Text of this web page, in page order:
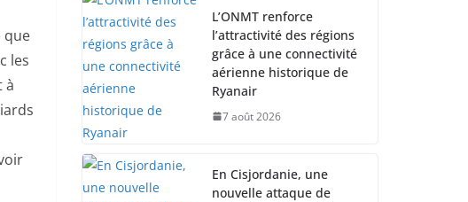
que
les
à
L’ONMT renforce
l’attractivité des régions
grâce à une connectivité
aérienne historique de
Ryanair
7 août 2026
En Cisjordanie, une
nouvelle attaque de